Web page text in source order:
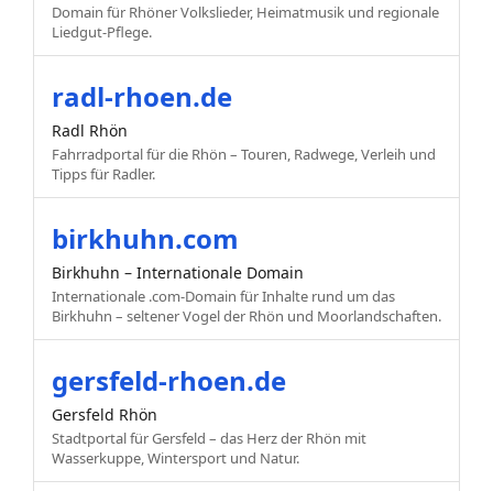
Domain für Rhöner Volkslieder, Heimatmusik und regionale
Liedgut-Pflege.
radl-rhoen.de
Radl Rhön
Fahrradportal für die Rhön – Touren, Radwege, Verleih und
Tipps für Radler.
birkhuhn.com
Birkhuhn – Internationale Domain
Internationale .com-Domain für Inhalte rund um das
Birkhuhn – seltener Vogel der Rhön und Moorlandschaften.
gersfeld-rhoen.de
Gersfeld Rhön
Stadtportal für Gersfeld – das Herz der Rhön mit
Wasserkuppe, Wintersport und Natur.